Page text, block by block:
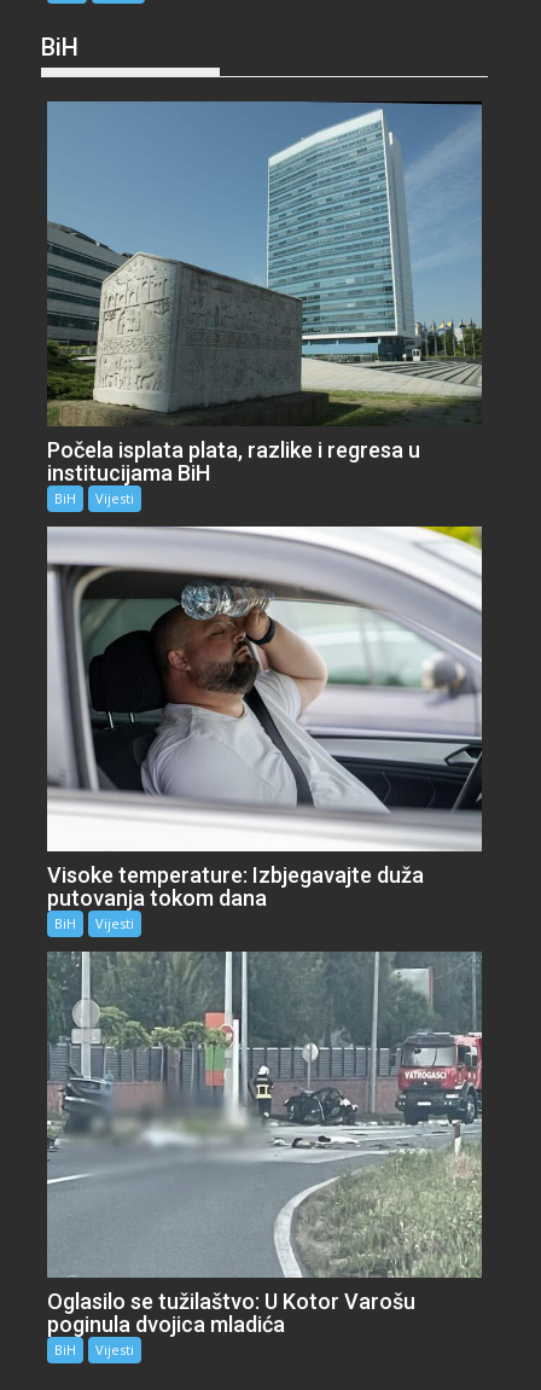
BiH
Počela isplata plata, razlike i regresa u
institucijama BiH
BiH Vijesti
Visoke temperature: Izbjegavajte duža
putovanja tokom dana
BiH Vijesti
Oglasilo se tužilaštvo: U Kotor Varošu
poginula dvojica mladića
BiH Vijesti